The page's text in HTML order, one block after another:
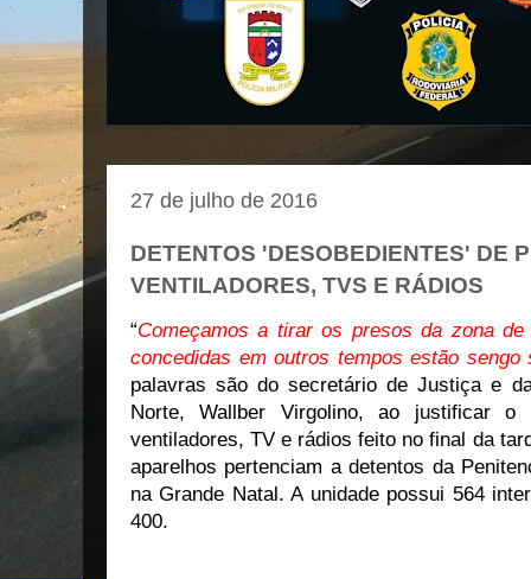
27 de julho de 2016
DETENTOS 'DESOBEDIENTES' DE
VENTILADORES, TVS E RÁDIOS
“Começamos a tirar os presos da zona
concedidas em outros tempos estão
palavras são do secretário de Justiça e
Norte, Wallber Virgolino, ao justificar o
ventiladores, TV e rádios feito no final da
aparelhos pertenciam a detentos da
na Grande Natal. A unidade possui 564
400.